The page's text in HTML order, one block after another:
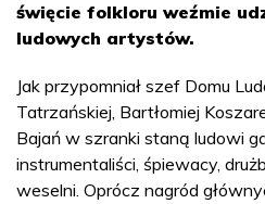
święcie folkloru weźmie
ludowych artystów.
Jak przypomniał szef Domu
Tatrzańskiej, Bartłomiej
Bajań w szranki staną ludowi
instrumentaliści, śpiewacy,
weselni. Oprócz nagród